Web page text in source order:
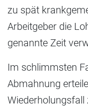
zu spät
Arbeitgeber die
genannte Zeit
Im schlimmsten
Abmahnung
Wiederholungsfall